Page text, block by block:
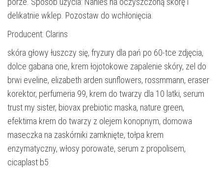
delikatnie wklep. Pozostaw do wchłonięcia.
Producent: Clarins
skóra głowy łuszczy się, fryzury dla pań po 60-tce zdjęcia,
dolce gabana one, krem łojotokowe zapalenie skóry, zel do
brwi eveline, elizabeth arden sunflowers, rossmmann, eraser
korektor, perfumeria 99, krem do twarzy dla 10 latki, serum
trust my sister, biovax prebiotic maska, nature green,
efektima krem do twarzy z olejem konopnym, domowa
maseczka na zaskórniki zamknięte, tołpa krem
enzymatyczny, włosy porowate, serum z propolisem,
cicaplast b5